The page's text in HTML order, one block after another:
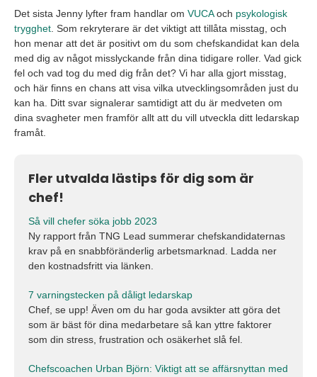
Det sista Jenny lyfter fram handlar om VUCAoch psykologisk
trygghet. Som rekryterare är det viktigt att tillåta misstag, och
hon menar att det är positivt om du som chefskandidat kan dela
med dig av något misslyckande från dina tidigare roller. Vad gick
fel och vad tog du med dig från det? Vi har alla gjort misstag,
och här finns en chans att visa vilka utvecklingsområden just du
kan ha. Ditt svar signalerar samtidigt att du är medveten om
dina svagheter men framför allt att du vill utveckla ditt ledarskap
framåt.
Fler utvalda lästips för dig som är
chef!
Så vill chefer söka jobb 2023
Ny rapport från TNG Lead summerar chefskandidaternas
krav på en snabbföränderlig arbetsmarknad. Ladda ner
den kostnadsfritt via länken.
7 varningstecken på dåligt ledarskap
Chef, se upp! Även om du har goda avsikter att göra det
som är bäst för dina medarbetare så kan yttre faktorer
som din stress, frustration och osäkerhet slå fel.
Chefscoachen Urban Björn: Viktigt att se affärsnyttan med